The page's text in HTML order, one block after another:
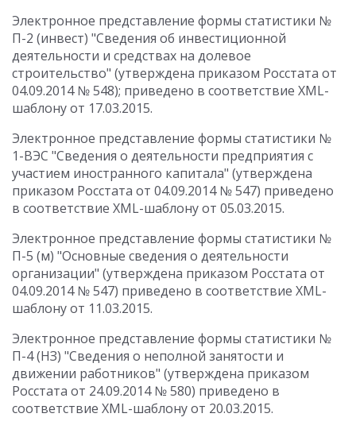
Электронное представление формы статистики №
П-2 (инвест) "Сведения об инвестиционной
деятельности и средствах на долевое
строительство" (утверждена приказом Росстата от
04.09.2014 № 548); приведено в соответствие XML-
шаблону от 17.03.2015.
Электронное представление формы статистики №
1-ВЭС "Сведения о деятельности предприятия с
участием иностранного капитала" (утверждена
приказом Росстата от 04.09.2014 № 547) приведено
в соответствие XML-шаблону от 05.03.2015.
Электронное представление формы статистики №
П-5 (м) "Основные сведения о деятельности
организации" (утверждена приказом Росстата от
04.09.2014 № 547) приведено в соответствие XML-
шаблону от 11.03.2015.
Электронное представление формы статистики №
П-4 (НЗ) "Сведения о неполной занятости и
движении работников" (утверждена приказом
Росстата от 24.09.2014 № 580) приведено в
соответствие XML-шаблону от 20.03.2015.